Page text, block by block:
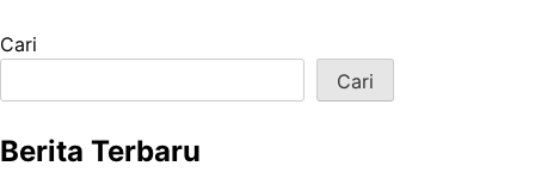
Cari
Cari
Berita Terbaru